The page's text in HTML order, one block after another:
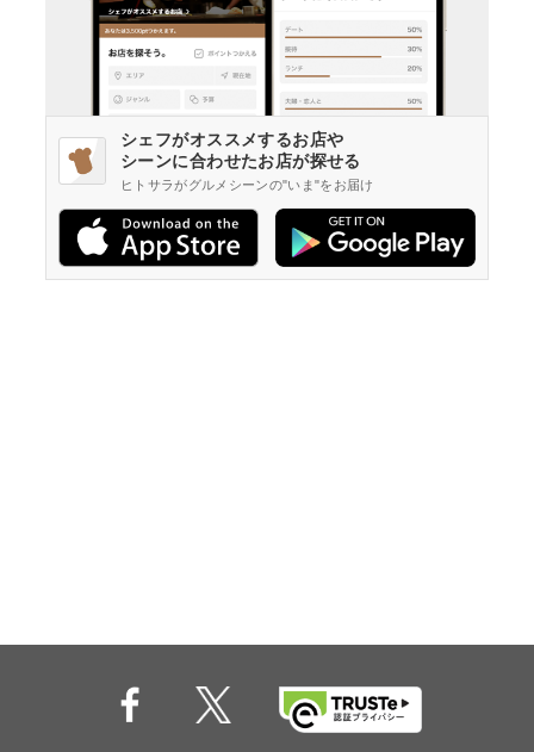
シェフがオススメするお店や
シーンに合わせたお店が探せる
ヒトサラがグルメシーンの"いま"をお届け